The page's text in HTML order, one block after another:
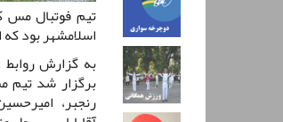
تیم فوتبال مس
اسلامشهر بود
به گزارش
برگزار شد تیم
رنجبر،